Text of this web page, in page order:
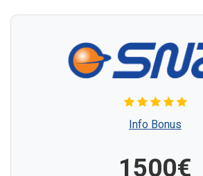
Info Bonus
1500€